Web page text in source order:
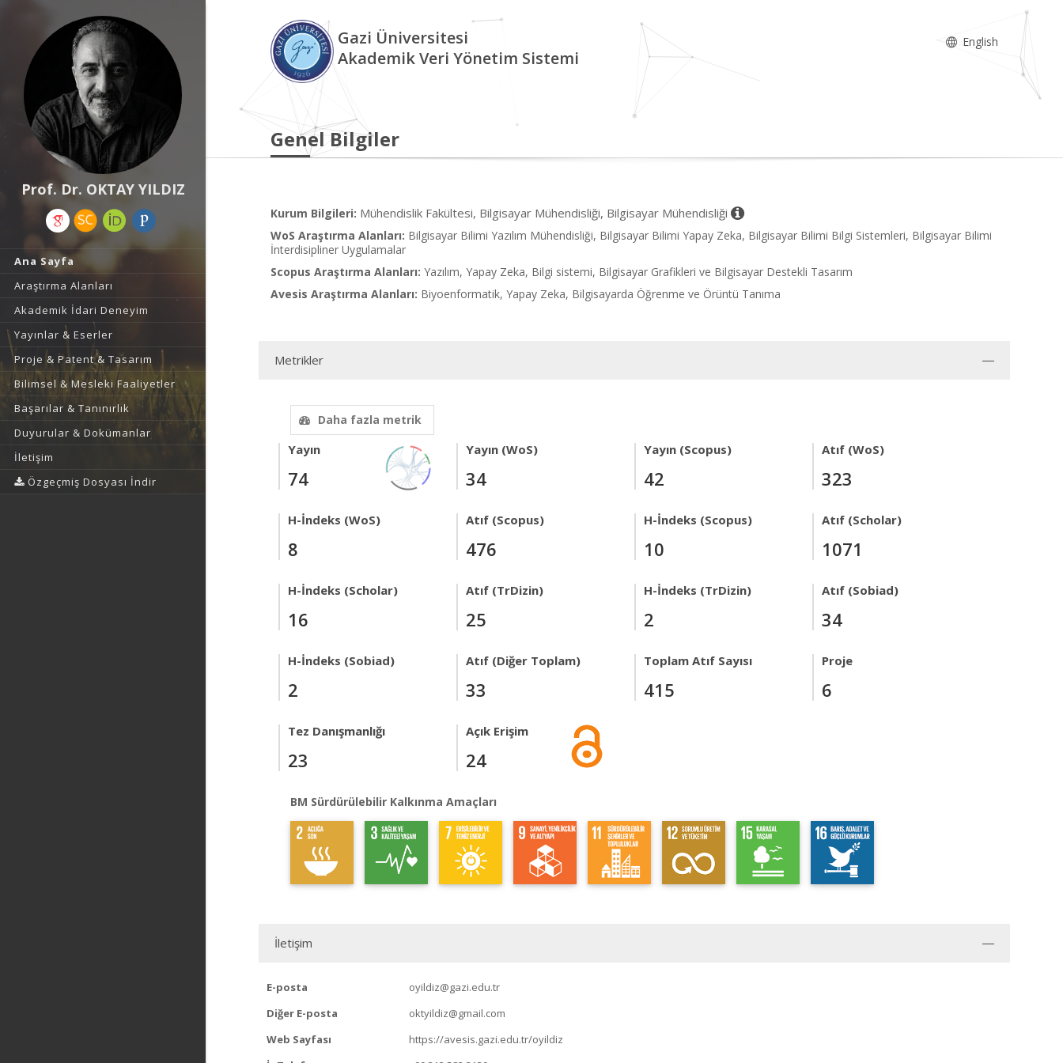
Prof. Dr. OKTAY YILDIZ
Ana Sayfa
Araştırma Alanları
Akademik İdari Deneyim
Yayınlar & Eserler
Proje & Patent & Tasarım
Bilimsel & Mesleki Faaliyetler
Başarılar & Tanınırlık
Duyurular & Dokümanlar
İletişim
Özgeçmiş Dosyası İndir
Gazi Üniversitesi
Akademik Veri Yönetim Sistemi
English
Genel Bilgiler
Kurum Bilgileri: Mühendislik Fakültesi, Bilgisayar Mühendisliği, Bilgisayar Mühendisliği
WoS Araştırma Alanları: Bilgisayar Bilimi Yazılım Mühendisliği, Bilgisayar Bilimi Yapay Zeka, Bilgisayar Bilimi Bilgi Sistemleri, Bilgisayar Bilimi
İnterdisipliner Uygulamalar
Scopus Araştırma Alanları: Yazılım, Yapay Zeka, Bilgi sistemi, Bilgisayar Grafikleri ve Bilgisayar Destekli Tasarım
Avesis Araştırma Alanları: Biyoenformatik, Yapay Zeka, Bilgisayarda Öğrenme ve Örüntü Tanıma
Metrikler
Daha fazla metrik
Yayın
74
Yayın (WoS)
34
Yayın (Scopus)
42
Atıf (WoS)
323
H-İndeks (WoS)
8
Atıf (Scopus)
476
H-İndeks (Scopus)
10
Atıf (Scholar)
1071
H-İndeks (Scholar)
16
Atıf (TrDizin)
25
H-İndeks (TrDizin)
2
Atıf (Sobiad)
34
H-İndeks (Sobiad)
2
Atıf (Diğer Toplam)
33
Toplam Atıf Sayısı
415
Proje
6
Tez Danışmanlığı
23
Açık Erişim
24
BM Sürdürülebilir Kalkınma Amaçları
İletişim
E-posta
oyildiz@gazi.edu.tr
Diğer E-posta
oktyildiz@gmail.com
Web Sayfası
https://avesis.gazi.edu.tr/oyildiz